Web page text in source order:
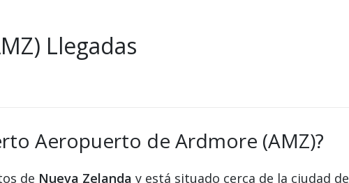
Llegadas
Aeropuerto de Ardmore (AMZ)?
de Nueva Zelanda y está situado cerca de la ciudad de